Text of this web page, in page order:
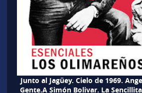
Junto al Jagüey. Cielo de 1969.
Gente.A Simón Bolivar. La